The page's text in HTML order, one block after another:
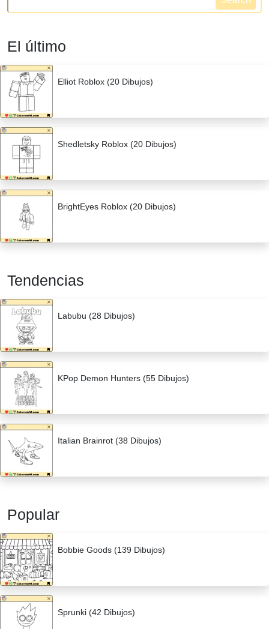
El último
Elliot Roblox (20 Dibujos)
Shedletsky Roblox (20 Dibujos)
BrightEyes Roblox (20 Dibujos)
Tendencias
Labubu (28 Dibujos)
KPop Demon Hunters (55 Dibujos)
Italian Brainrot (38 Dibujos)
Popular
Bobbie Goods (139 Dibujos)
Sprunki (42 Dibujos)